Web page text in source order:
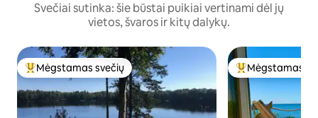
Svečiai sutinka: šie būstai puikiai vertinami dėl jų
vietos, švaros ir kitų dalykų.
Svečių mėgstamiausias
Mėgstamas svečių Svečių
Mėgstamas